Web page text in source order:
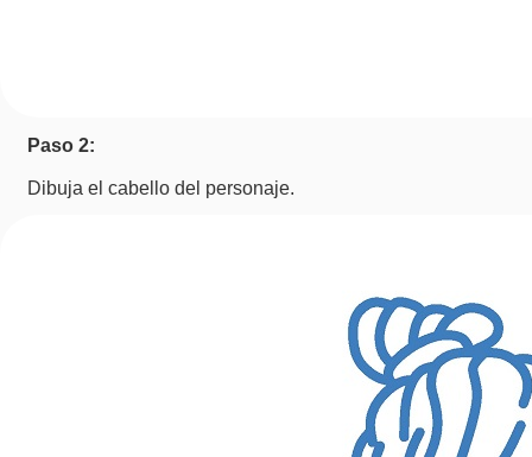
Paso 2:
Dibuja el cabello del personaje.